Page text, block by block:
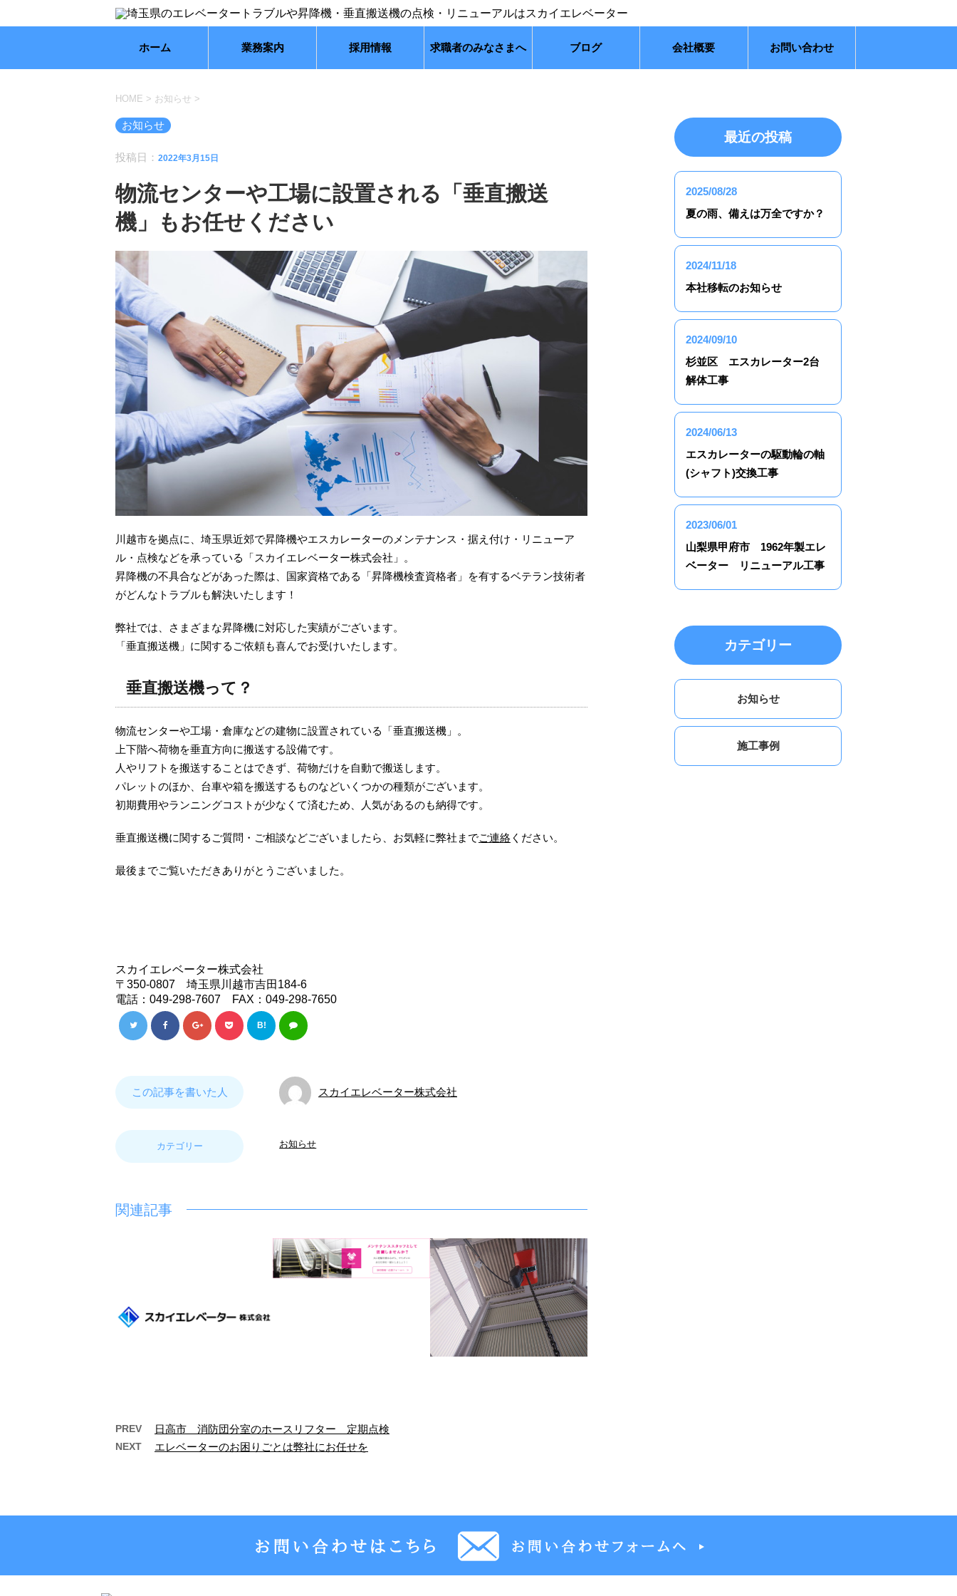
ホーム 業務案内 採用情報 求職者のみなさまへ ブログ 会社概要 お問い合わせ
HOME > お知らせ >
お知らせ
投稿日： 2022年3月15日
物流センターや工場に設置される「垂直搬送
機」もお任せください
川越市を拠点に、埼玉県近郊で昇降機やエスカレーターのメンテナンス・据え付け・リニューア
ル・点検などを承っている「スカイエレベーター株式会社」。
昇降機の不具合などがあった際は、国家資格である「昇降機検査資格者」を有するベテラン技術者
がどんなトラブルも解決いたします！
弊社では、さまざまな昇降機に対応した実績がございます。
「垂直搬送機」に関するご依頼も喜んでお受けいたします。
垂直搬送機って？
物流センターや工場・倉庫などの建物に設置されている「垂直搬送機」。
上下階へ荷物を垂直方向に搬送する設備です。
人やリフトを搬送することはできず、荷物だけを自動で搬送します。
パレットのほか、台車や箱を搬送するものなどいくつかの種類がございます。
初期費用やランニングコストが少なくて済むため、人気があるのも納得です。
垂直搬送機に関するご質問・ご相談などございましたら、お気軽に弊社までご連絡 ください。
最後までご覧いただきありがとうございました。
スカイエレベーター株式会社
〒350-0807 埼玉県川越市吉田184-6
電話：049-298-7607 FAX：049-298-7650
B!
この記事を書いた人 スカイエレベーター株式会社
カテゴリー お知らせ
関連記事
ホームページを開設しまし
【未経験者も歓迎！】メン
PREV 日高市 消防団分室のホースリフター 定期点検
NEXT エレベーターのお困りごとは弊社にお任せを
最近の投稿
2025/08/28
夏の雨、備えは万全ですか？
2024/11/18
本社移転のお知らせ
2024/09/10
杉並区 エスカレーター2台
解体工事
2024/06/13
エスカレーターの駆動輪の軸
(シャフト)交換工事
2023/06/01
山梨県甲府市 1962年製エレ
ベーター リニューアル工事
カテゴリー
お知らせ
施工事例